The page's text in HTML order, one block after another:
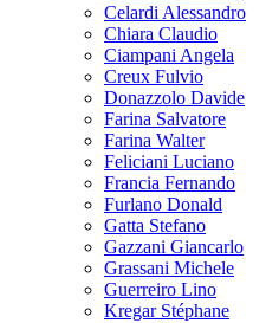
Celardi Alessandro
Chiara Claudio
Ciampani Angela
Creux Fulvio
Donazzolo Davide
Farina Salvatore
Farina Walter
Feliciani Luciano
Francia Fernando
Furlano Donald
Gatta Stefano
Gazzani Giancarlo
Grassani Michele
Guerreiro Lino
Kregar Stéphane